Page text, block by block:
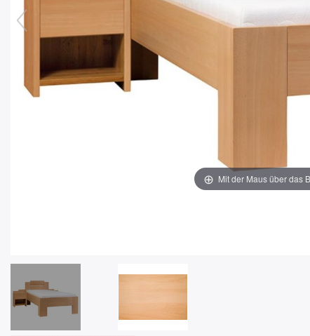
Mit der Maus über das